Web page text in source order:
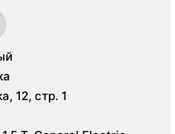
12, стр. 1